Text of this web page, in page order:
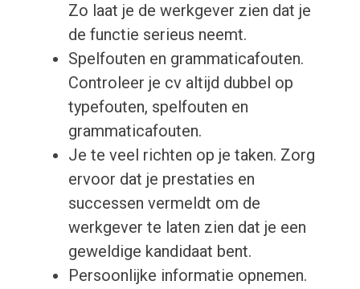
Zo laat je de werkgever zien dat je
de functie serieus neemt.
Spelfouten en grammaticafouten.
Controleer je cv altijd dubbel op
typefouten, spelfouten en
grammaticafouten.
Je te veel richten op je taken. Zorg
ervoor dat je prestaties en
successen vermeldt om de
werkgever te laten zien dat je een
geweldige kandidaat bent.
Persoonlijke informatie opnemen.